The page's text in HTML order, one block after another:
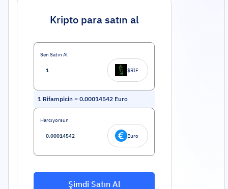
Kripto para satın al
Sen Satın Al
$RIF
1 Rifampicin = 0.00014542 Euro
Harcıyorsun
Euro
Şimdi Satın Al